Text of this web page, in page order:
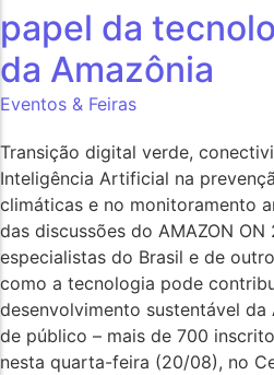
papel da
da Amazônia
Eventos & Feiras
Transição digital verde,
Inteligência Artificial na
climáticas e no monitoramento
das discussões do AMAZON
especialistas do Brasil e de
como a tecnologia pode
desenvolvimento sustentável
de público – mais de 700
nesta quarta-feira (20/08), no